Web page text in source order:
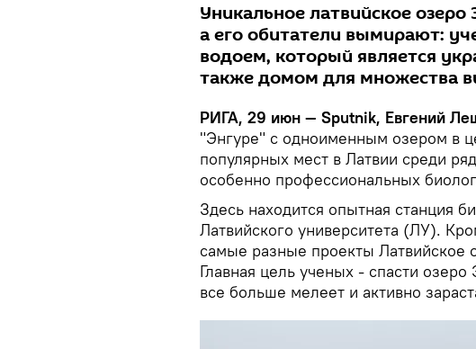
Уникальное латвийское
а его обитатели вымирают:
водоем, который является
также домом для множества
РИГА, 29 июн — Sputnik, Евгений
"Энгуре" с одноименным озером в
популярных мест в Латвии среди
особенно профессиональных
Здесь находится опытная станция
Латвийского университета (ЛУ).
самые разные проекты Латвийское
Главная цель ученых - спасти
все больше мелеет и активно